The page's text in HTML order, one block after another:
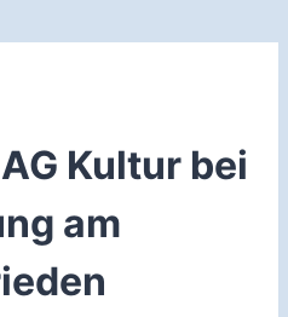
Kultur bei
am